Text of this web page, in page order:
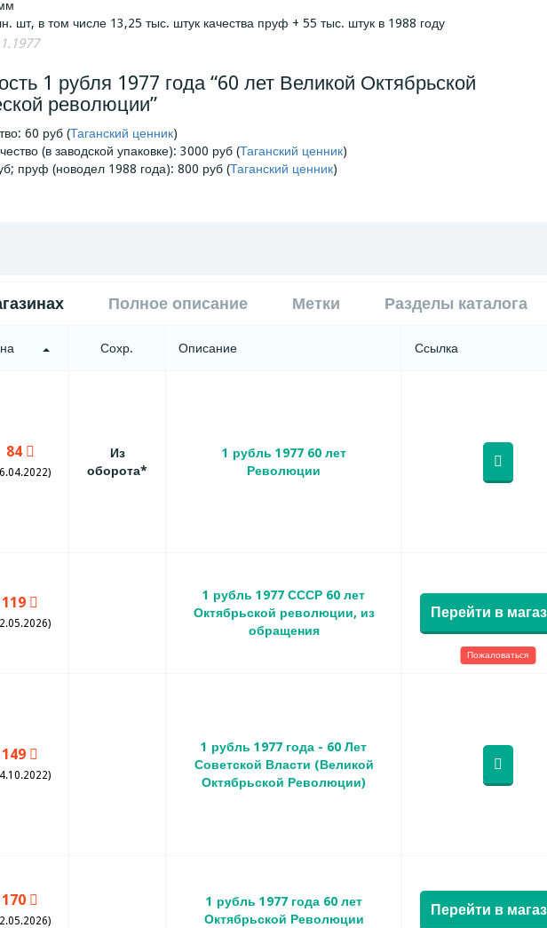
шт, в том числе 13,25 тыс. штук качества пруф + 55 тыс. штук в 1988 году
1 рубля 1977 года “60 лет Великой Октябрьской
революции”
60 руб (Таганский ценник)
(в заводской упаковке): 3000 руб (Таганский ценник)
пруф (новодел 1988 года): 800 руб (Таганский ценник)
Полное описание Метки Разделы каталога
Сохр. Описание Ссылка
84
Из
оборота*
1 рубль 1977 60 лет
Революции
119
1 рубль 1977 СССР 60 лет
Октябрьской революции, из
обращения
Перейти в
Пожаловаться
149
1 рубль 1977 года - 60 Лет
Советской Власти (Великой
Октябрьской Революции)
170
1 рубль 1977 года 60 лет
Октябрьской Революции
Перейти в